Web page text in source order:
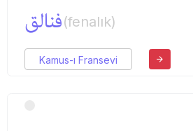
فنالق(fenalık)
Kamus-ı Fransevi